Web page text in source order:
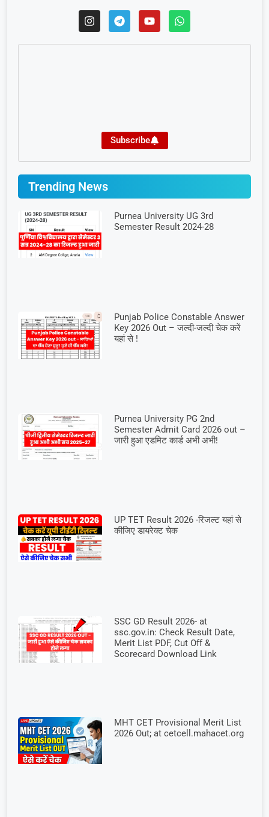
Subscribe
Trending News
Purnea University UG 3rd
Semester Result 2024-28
Punjab Police Constable Answer
Key 2026 Out – जल्दी-जल्दी चेक करें
यहां से !
Purnea University PG 2nd
Semester Admit Card 2026 out –
जारी हुआ एडमिट कार्ड अभी अभी!
UP TET Result 2026 -रिजल्ट यहां से
कीजिए डायरेक्ट चेक
SSC GD Result 2026- at
ssc.gov.in: Check Result Date,
Merit List PDF, Cut Off &
Scorecard Download Link
MHT CET Provisional Merit List
2026 Out; at cetcell.mahacet.org